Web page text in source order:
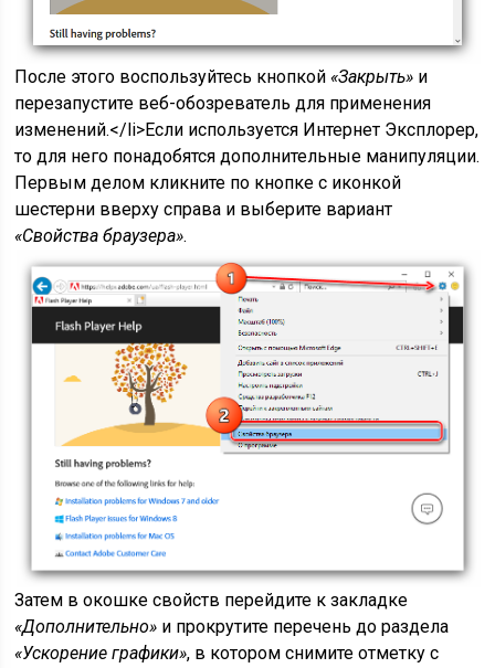
После этого воспользуйтесь кнопкой«Закрыть» и
перезапустите веб-обозреватель для применения
изменений.</li>Если используется Интернет Эксплорер,
то для него понадобятся дополнительные манипуляции.
Первым делом кликните по кнопке с иконкой
шестерни вверху справа и выберите вариант
«Свойства браузера».
Затем в окошке свойств перейдите к закладке
«Дополнительно» и прокрутите перечень до раздела
«Ускорение графики», в котором снимите отметку с